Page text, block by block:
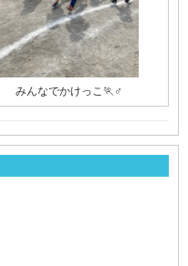
みんなでかけっこ🏃♂